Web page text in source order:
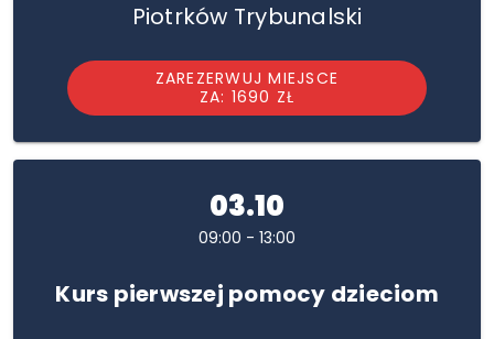
Piotrków Trybunalski
ZAREZERWUJ MIEJSCE
ZA: 1690 ZŁ
03.10
09:00 - 13:00
Kurs pierwszej pomocy dzieciom